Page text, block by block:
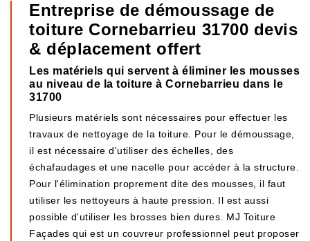
Entreprise de démoussage de
toiture Cornebarrieu 31700 devis
& déplacement offert
Les matériels qui servent à éliminer les mousses
au niveau de la toiture à Cornebarrieu dans le
31700
Plusieurs matériels sont nécessaires pour effectuer les
travaux de nettoyage de la toiture. Pour le démoussage,
il est nécessaire d'utiliser des échelles, des
échafaudages et une nacelle pour accéder à la structure.
Pour l'élimination proprement dite des mousses, il faut
utiliser les nettoyeurs à haute pression. Il est aussi
possible d'utiliser les brosses bien dures. MJ Toiture
Façades qui est un couvreur professionnel peut proposer